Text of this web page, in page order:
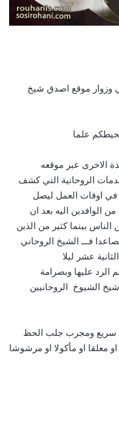
وزوار موقع اصدق شيخ
علما
الاخرى عبر موقعه
الروحانية التي كشف
في اوقات العمل ليصل
الوافدين اليه بعد ان
بينما كثير من الذين
فـــ الشيخ الروحاني
عشر ليلا
عليها وبصرامة
الشيوخ الروحانيين
سريع ومجرب جلب الحظ
معلقا او مأكولا او مرشوشا